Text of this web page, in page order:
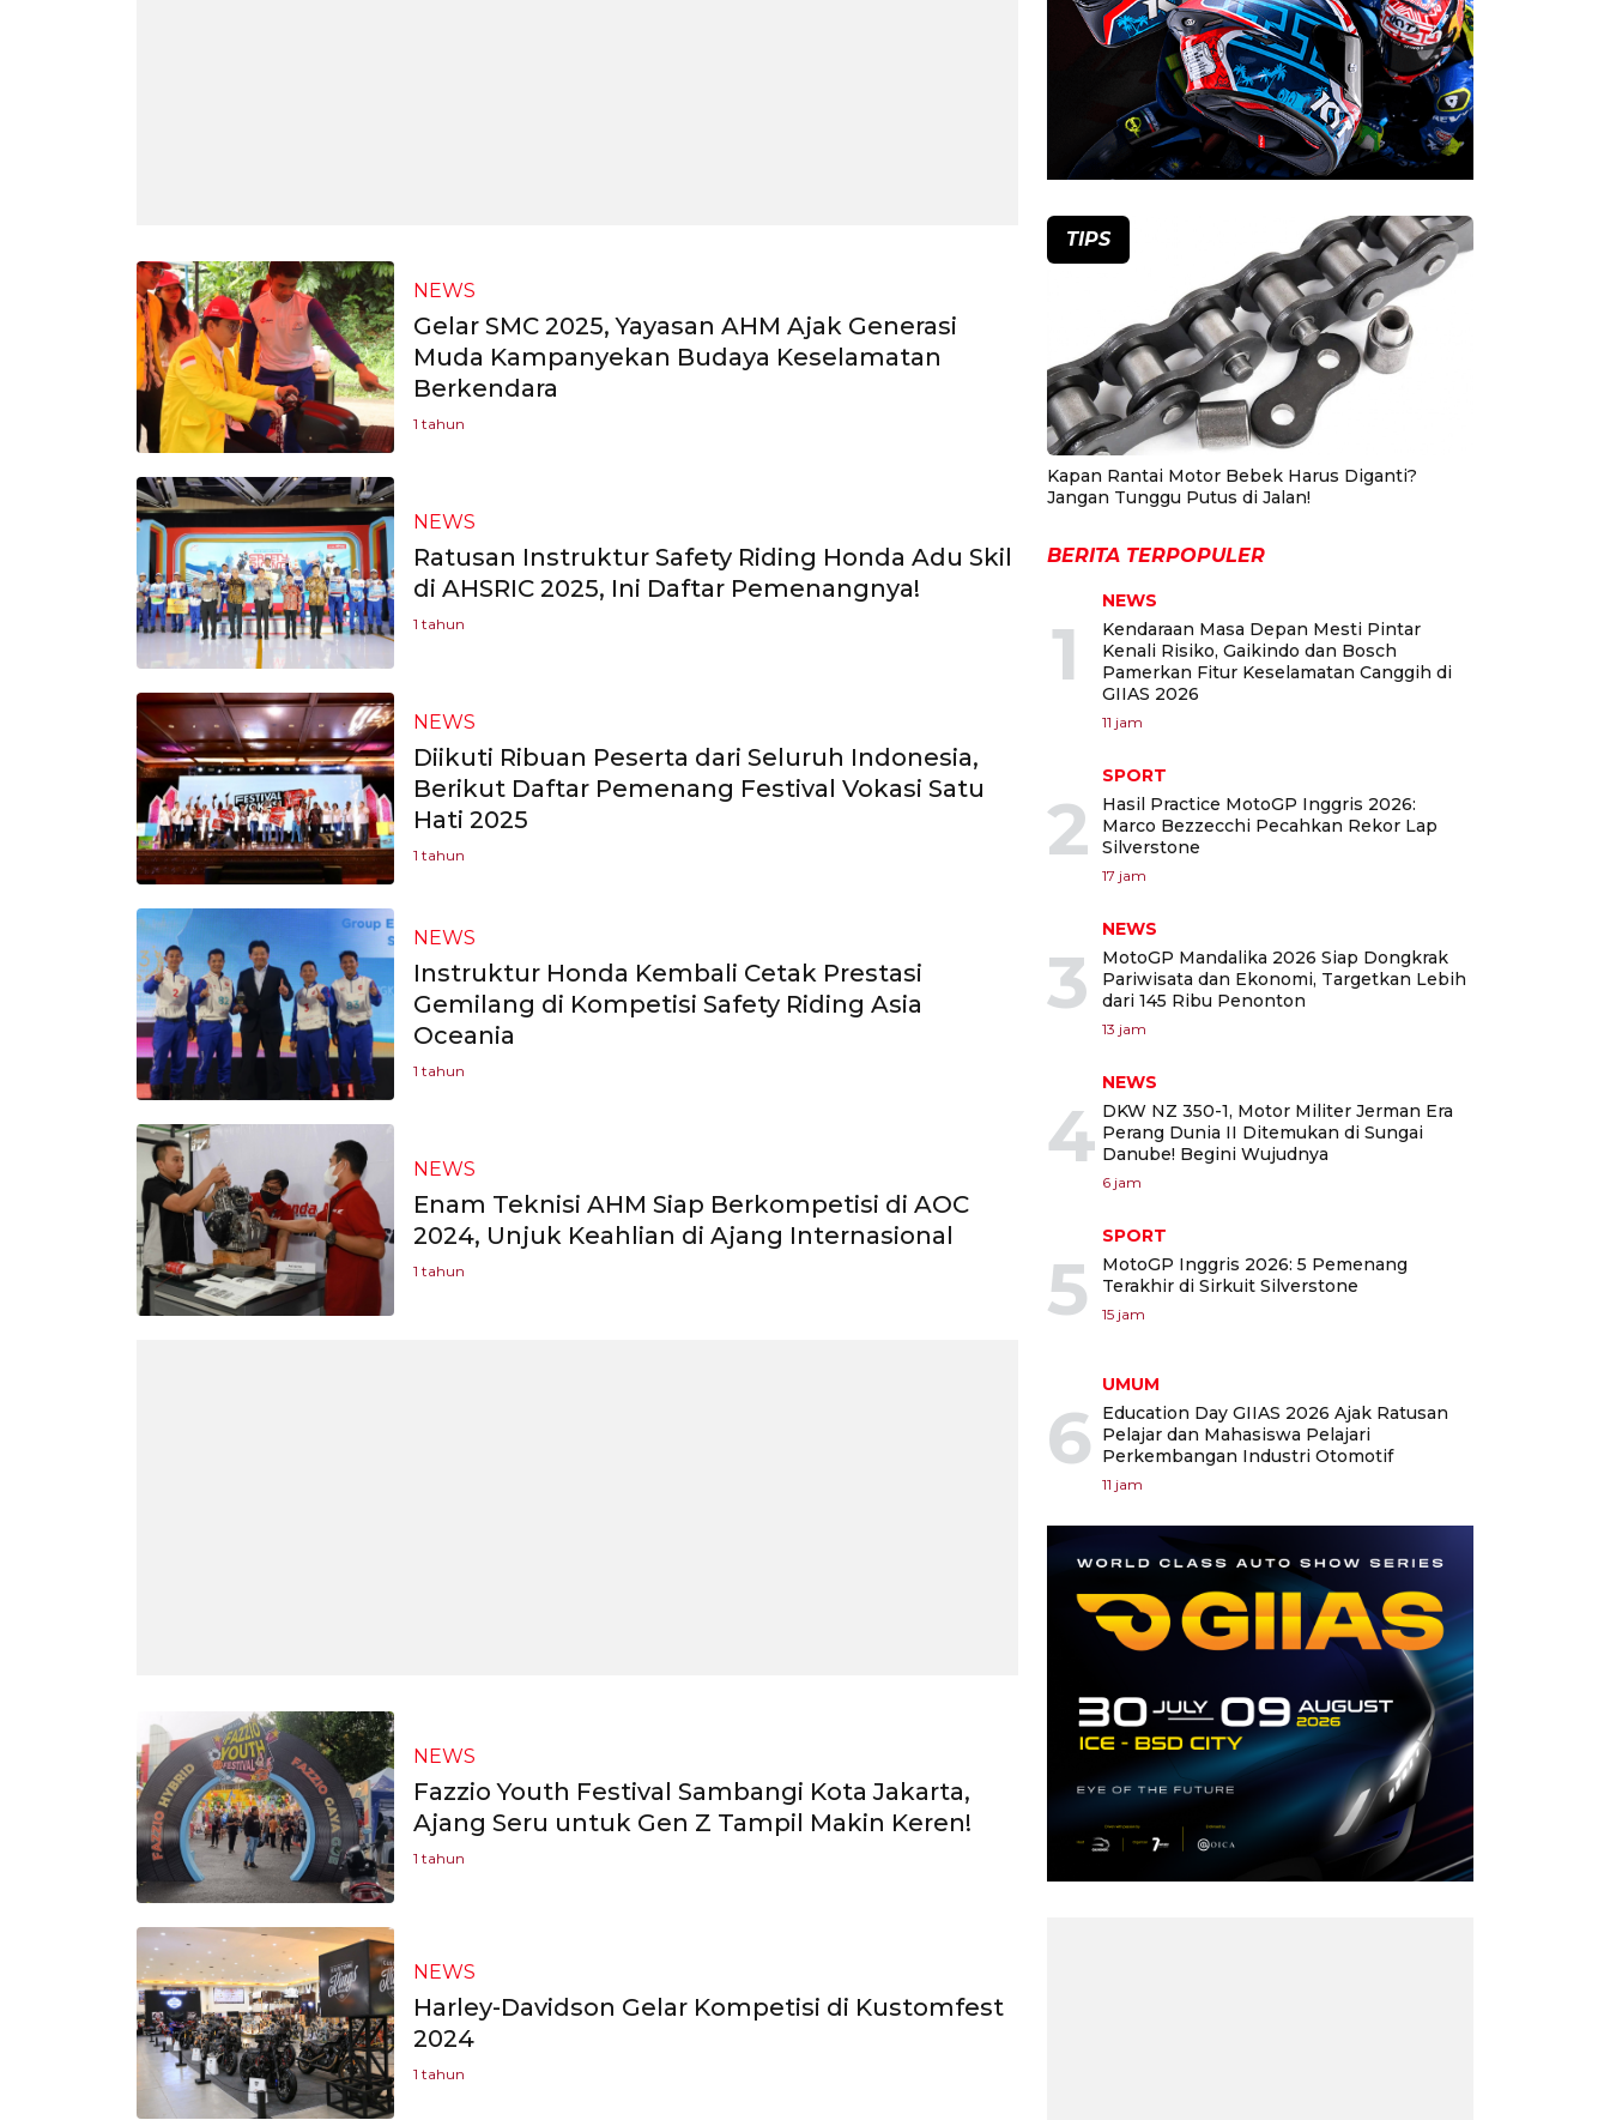
NEWS
Gelar SMC 2025, Yayasan AHM Ajak Generasi
Muda Kampanyekan Budaya Keselamatan
Berkendara
1 tahun
NEWS
Ratusan Instruktur Safety Riding Honda Adu Skil
di AHSRIC 2025, Ini Daftar Pemenangnya!
1 tahun
NEWS
Diikuti Ribuan Peserta dari Seluruh Indonesia,
Berikut Daftar Pemenang Festival Vokasi Satu
Hati 2025
1 tahun
NEWS
Instruktur Honda Kembali Cetak Prestasi
Gemilang di Kompetisi Safety Riding Asia
Oceania
1 tahun
NEWS
Enam Teknisi AHM Siap Berkompetisi di AOC
2024, Unjuk Keahlian di Ajang Internasional
1 tahun
NEWS
Fazzio Youth Festival Sambangi Kota Jakarta,
Ajang Seru untuk Gen Z Tampil Makin Keren!
1 tahun
NEWS
Harley-Davidson Gelar Kompetisi di Kustomfest
2024
1 tahun
TIPS
Kapan Rantai Motor Bebek Harus Diganti?
Jangan Tunggu Putus di Jalan!
BERITA TERPOPULER
1
NEWS
Kendaraan Masa Depan Mesti Pintar
Kenali Risiko, Gaikindo dan Bosch
Pamerkan Fitur Keselamatan Canggih di
GIIAS 2026
11 jam
2
SPORT
Hasil Practice MotoGP Inggris 2026:
Marco Bezzecchi Pecahkan Rekor Lap
Silverstone
17 jam
3
NEWS
MotoGP Mandalika 2026 Siap Dongkrak
Pariwisata dan Ekonomi, Targetkan Lebih
dari 145 Ribu Penonton
13 jam
4
NEWS
DKW NZ 350-1, Motor Militer Jerman Era
Perang Dunia II Ditemukan di Sungai
Danube! Begini Wujudnya
6 jam
5
SPORT
MotoGP Inggris 2026: 5 Pemenang
Terakhir di Sirkuit Silverstone
15 jam
6
UMUM
Education Day GIIAS 2026 Ajak Ratusan
Pelajar dan Mahasiswa Pelajari
Perkembangan Industri Otomotif
11 jam